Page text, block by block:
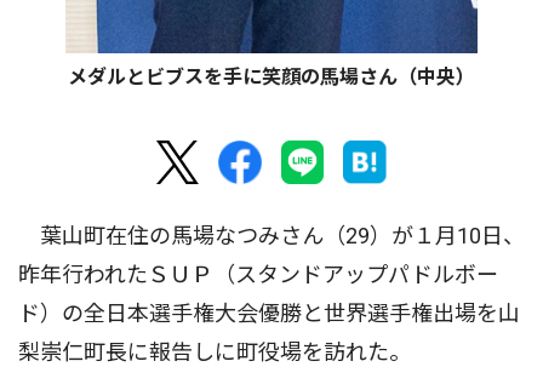
メダルとビブスを手に笑顔の馬場さん（中央）
葉山町在住の馬場なつみさん（29）が１月10日、
昨年行われたＳＵＰ（スタンドアップパドルボー
ド）の全日本選手権大会優勝と世界選手権出場を山
梨崇仁町長に報告しに町役場を訪れた。